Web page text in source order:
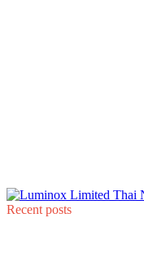
Recent posts